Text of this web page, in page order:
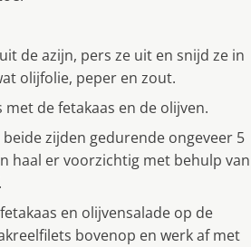
de azijn, pers ze uit en snijd ze in
olijfolie, peper en zout.
de fetakaas en de olijven.
zijden gedurende ongeveer 5
haal er voorzichtig met behulp van
en olijvensalade op de
bovenop en werk af met